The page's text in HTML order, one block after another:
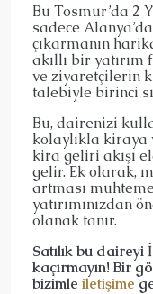
Bu Tosmur’da 2
sadece
çıkarmanın
akıllı bir yatırım
ve ziyaretçilerin
talebiyle birinci
Bu, dairenizi
kolaylıkla kiraya
kira geliri akışı
gelir. Ek olarak,
artması
yatırımınızdan
olanak tanır.
Satılık bu daireyi
kaçırmayın! Bir
bizimle iletişime